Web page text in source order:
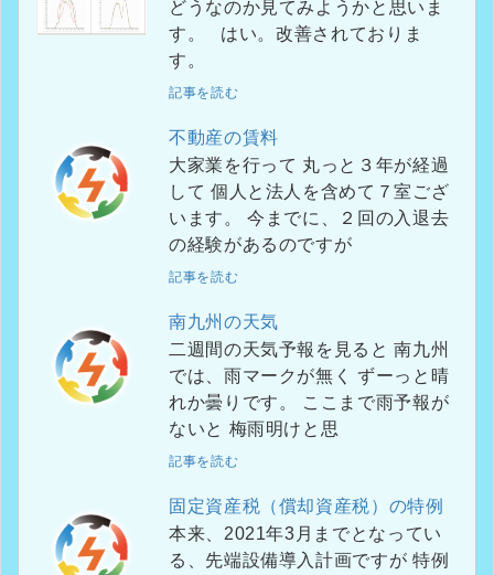
どうなのか見てみようかと思いま
す。 はい。改善されておりま
す。
記事を読む
不動産の賃料
大家業を行って 丸っと３年が経過
して 個人と法人を含めて７室ござ
います。 今までに、２回の入退去
の経験があるのですが
記事を読む
南九州の天気
二週間の天気予報を見ると 南九州
では、雨マークが無く ずーっと晴
れか曇りです。 ここまで雨予報が
ないと 梅雨明けと思
記事を読む
固定資産税（償却資産税）の特例
本来、2021年3月までとなってい
る、先端設備導入計画ですが 特例